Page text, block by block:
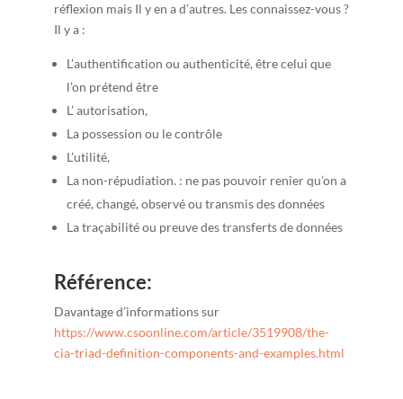
réflexion mais Il y en a d’autres. Les connaissez-vous ?
Il y a :
L’authentification ou authenticité, être celui que
l’on prétend être
L’ autorisation,
La possession ou le contrôle
L’utilité,
La non-répudiation. : ne pas pouvoir renier qu’on a
créé, changé, observé ou transmis des données
La traçabilité ou preuve des transferts de données
Référence:
Davantage d’informations sur
https://www.csoonline.com/article/3519908/the-
cia-triad-definition-components-and-examples.html